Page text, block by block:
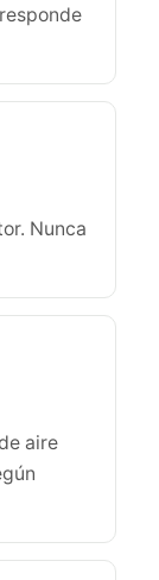
Nunca
aire